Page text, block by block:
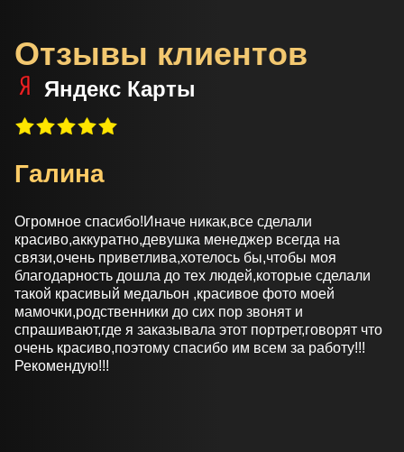
Отзывы клиентов
Яндекс Карты
Галина
Огромное спасибо!Иначе никак,все сделали
красиво,аккуратно,девушка менеджер всегда на
связи,очень приветлива,хотелось бы,чтобы моя
благодарность дошла до тех людей,которые сделали
такой красивый медальон ,красивое фото моей
мамочки,родственники до сих пор звонят и
спрашивают,где я заказывала этот портрет,говорят что
очень красиво,поэтому спасибо им всем за работу!!!
Рекомендую!!!